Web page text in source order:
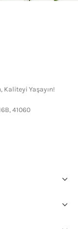
Kaliteyi Yaşayın!
41060